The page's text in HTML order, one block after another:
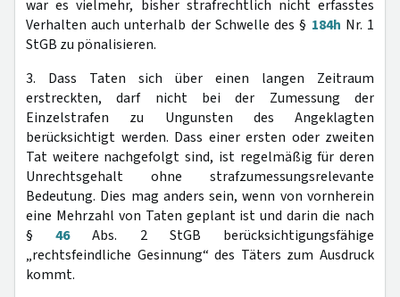
war es vielmehr, bisher strafrechtlich nicht erfasstes
Verhalten auch unterhalb der Schwelle des § 184h Nr. 1
StGB zu pönalisieren.
3. Dass Taten sich über einen langen Zeitraum
erstreckten, darf nicht bei der Zumessung der
Einzelstrafen zu Ungunsten des Angeklagten
berücksichtigt werden. Dass einer ersten oder zweiten
Tat weitere nachgefolgt sind, ist regelmäßig für deren
Unrechtsgehalt ohne strafzumessungsrelevante
Bedeutung. Dies mag anders sein, wenn von vornherein
eine Mehrzahl von Taten geplant ist und darin die nach
§46Abs. 2 StGB berücksichtigungsfähige
„rechtsfeindliche Gesinnung“ des Täters zum Ausdruck
kommt.